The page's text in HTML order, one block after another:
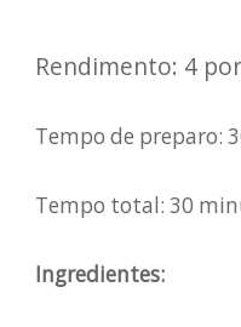
Rendimento: 4
Tempo de preparo:
Tempo total: 30
Ingredientes: